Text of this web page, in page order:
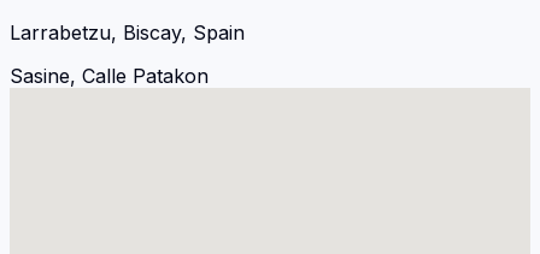
Larrabetzu, Biscay, Spain
Sasine, Calle Patakon